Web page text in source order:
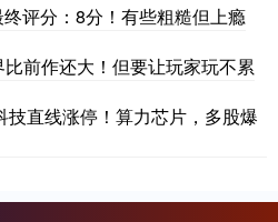
评分：8分！有些粗糙但上瘾
前作还大！但要让玩家玩不累
直线涨停！算力芯片，多股爆